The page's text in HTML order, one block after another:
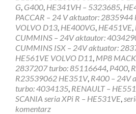
G, G400, HE341VH – 5323685,
PACCAR – 24 V aktuator: 2835944
VOLVO D13, HE400VG, HE451VE,
CUMMINS – 24V aktautor:
CUMMINS ISX – 24V aktuator:
HE561VE VOLVO D11, MP8
2837207 turbo: 85116644, P400, R
R23539062 HE351V, R400 – 24V
turbo: 4034135, RENAULT –
SCANIA seria XPi R – HE531VE,
komentarz